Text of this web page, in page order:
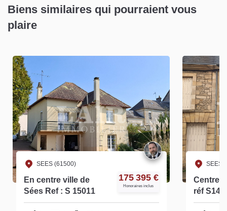
Biens similaires qui pourraient vous
plaire
SEES (61500)
En centre ville de
Sées Ref : S 15011
175 395 €
Honoraires inclus
SEES
Centre-
réf